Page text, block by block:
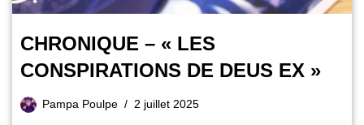
CHRONIQUE – « LES
CONSPIRATIONS DE DEUS EX »
Pampa Poulpe 2 juillet 2025